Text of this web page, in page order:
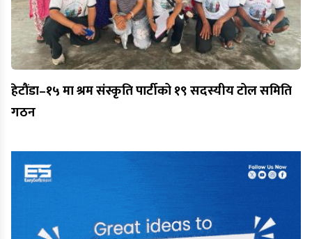
हेटौंडा–१५ मा श्रम संस्कृति पार्टीको १९ सदस्यीय टोल समिति
गठन